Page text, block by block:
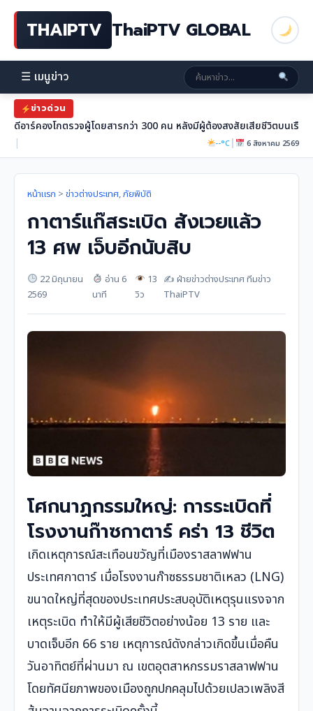
THAIPTV ThaiPTV GLOBAL
☰ เมนูข่าว
ข่าวด่วน
ดีอาร์คองโกตรวจผู้โดยสารกว่า 300 คน หลังมีผู้ต้องสงสัยเสียชีวิตบนเรือ
|
--°C| 6 สิงหาคม 2569
หน้าแรก > ข่าวต่างประเทศ,ภัยพิบัติ
กาตาร์แก๊สระเบิด สังเวยแล้ว
13 ศพ เจ็บอีกนับสิบ
22 มิถุนายน
2569
อ่าน 6
นาที
13
วิว
✍️ ฝ่ายข่าวต่างประเทศ ทีมข่าว
ThaiPTV
โศกนาฏกรรมใหญ่: การระเบิดที่
โรงงานก๊าซกาตาร์ คร่า 13 ชีวิต
เกิดเหตุการณ์สะเทือนขวัญที่เมืองราสลาฟฟาน
ประเทศกาตาร์ เมื่อโรงงานก๊าซธรรมชาติเหลว (LNG)
ขนาดใหญ่ที่สุดของประเทศประสบอุบัติเหตุรุนแรงจาก
เหตุระเบิด ทำให้มีผู้เสียชีวิตอย่างน้อย 13 ราย และ
บาดเจ็บอีก 66 ราย เหตุการณ์ดังกล่าวเกิดขึ้นเมื่อคืน
วันอาทิตย์ที่ผ่านมา ณ เขตอุตสาหกรรมราสลาฟฟาน
โดยทัศนียภาพของเมืองถูกปกคลุมไปด้วยเปลวเพลิงสี